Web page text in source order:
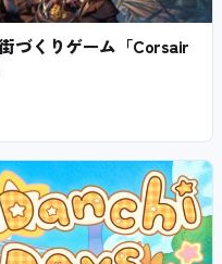
づくりゲーム「Corsair